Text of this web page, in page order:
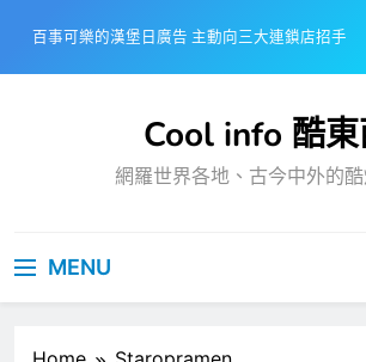
content
百事可樂的漢堡日廣告 主動向三大連鎖店招手
戴著金牌的醬油瓶 市佔率第一的龜甲萬廣告
感動落淚也笑到流淚的斷髮式
Cool info 酷
網羅世界各地、古今中外的
MENU